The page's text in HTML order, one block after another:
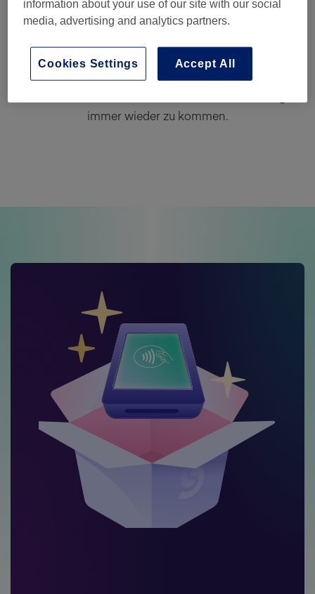
Die Einführung von Salonized Pay in deinem Salon
vereinfachen, deine Salonaufzeichnungen auf dem
neuesten Stand zu halten und optimierte
immer wieder zu kommen.
information about your use of our site with our social
media, advertising and analytics partners.
Cookies Settings Accept All